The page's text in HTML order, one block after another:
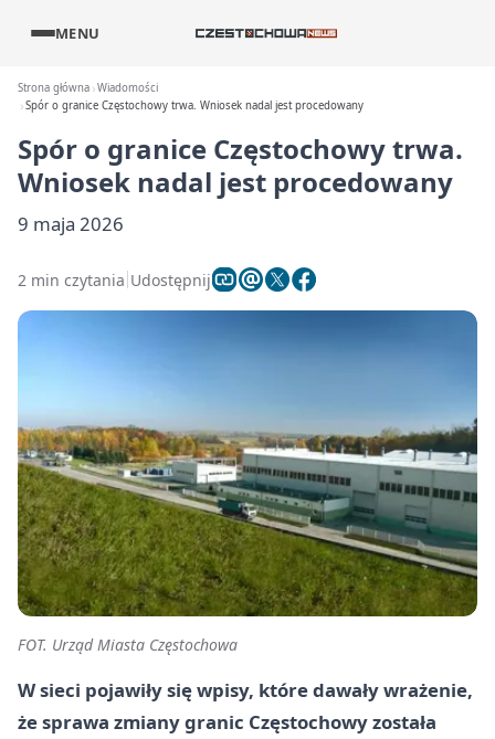
MENU
Strona główna Wiadomości
Spór o granice Częstochowy trwa. Wniosek nadal jest procedowany
Spór o granice Częstochowy trwa.
Wniosek nadal jest procedowany
9 maja 2026
2 min czytania Udostępnij
FOT. Urząd Miasta Częstochowa
W sieci pojawiły się wpisy, które dawały wrażenie,
że sprawa zmiany granic Częstochowy została